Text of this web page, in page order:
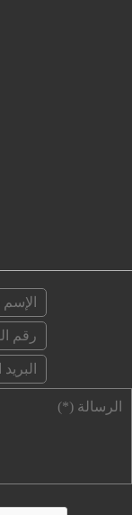
‏البريد الإلكتروني ‏*